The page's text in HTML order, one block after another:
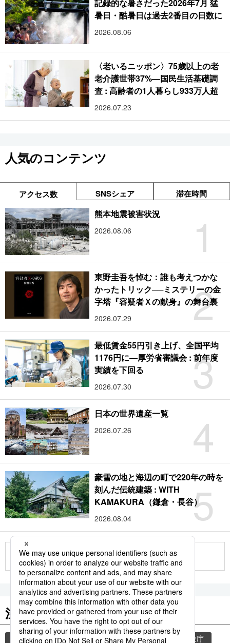
記録的な暑さだった2026年7月 猛
暑日・酷暑日は過去2番目の日数に
2026.08.06
〈老いるニッポン〉75歳以上の老
老介護世帯37%―国民生活基礎調
査 : 高齢者の1人暮らし933万人超
2026.07.23
人気のコンテンツ
アクセス数 SNSシェア 滞在時間
1
熊本地震被害状況
2026.08.06
2
東野圭吾を悼む：誰も考えつかな
かったトリック──ミステリーの金
字塔『容疑者Ｘの献身』の舞台裏
2026.07.29
3
最低賃金55円引き上げ、全国平均
1176円に―厚労省審議会 : 前年度
実績を下回る
2026.07.30
4
日本の世界遺産一覧
2026.07.26
5
豪雪の地と海辺の町で220年の時を
刻んだ伝統建築 : WITH
KAMAKURA（鎌倉・長谷）
2026.08.04
もっと見る
注目のキーワード
共同通信ニュース 和食 気象・災害 気象庁